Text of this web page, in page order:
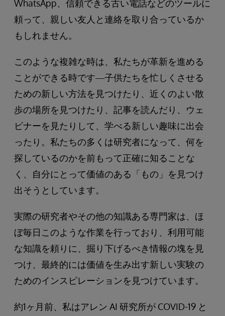
WhatsApp、信頼できる古い電話などのツールに
頼って、親しい友人と連絡を取り合っているか
もしれません。
このような複雑な時は、私たちが革新を進める
ことができる時です―子供たちを忙しくさせる
ための新しい方法を見つけたり、近くのよい散
歩の場所を見つけたり、記事を読んだり、ウェ
ビナーを見たりして、学べる新しい趣味に出会
ったり。私たちの多くは研究者になって、何を
探しているのかを前もって正確に知ることな
く、自分にとって価値のある「もの」を見つけ
出そうとしています。
実際の研究者やその他の知識ある専門家は、ほ
ぼ毎日このような作業を行っており、利用可能
な知識を頼りに、掘り下げるべき情報の塊を見
つけ、最終的には価値を生み出す新しい実験の
ためのインスピレーションを見つけています。
約1ヶ月前、私はアレン AI 研究所が COVID-19 と